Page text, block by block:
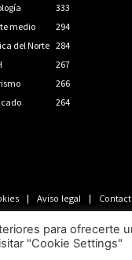
333
medio
294
del Norte 284
267
266
264
Aviso legal
ND.
para ofrecerte
"Cookie Settings"